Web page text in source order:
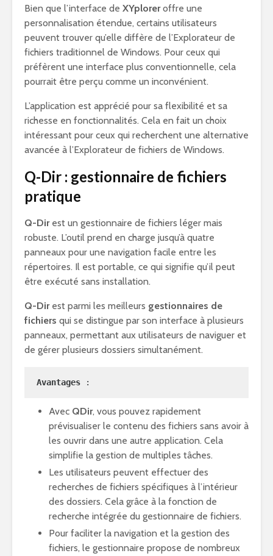
Bien que l’interface de XYploreroffre une
personnalisation étendue, certains utilisateurs
peuvent trouver qu’elle diffère de l’Explorateur de
fichiers traditionnel de Windows. Pour ceux qui
préfèrent une interface plus conventionnelle, cela
pourrait être perçu comme un inconvénient.
L’application est apprécié pour sa flexibilité et sa
richesse en fonctionnalités. Cela en fait un choix
intéressant pour ceux qui recherchent une alternative
avancée à l’Explorateur de fichiers de Windows.
Q-Dir : gestionnaire de fichiers
pratique
Q-Direst un gestionnaire de fichiers léger mais
robuste. L’outil prend en charge jusqu’à quatre
panneaux pour une navigation facile entre les
répertoires. Il est portable, ce qui signifie qu’il peut
être exécuté sans installation.
Q-Direst parmi les meilleurs gestionnaires de
fichiers qui se distingue par son interface à plusieurs
panneaux, permettant aux utilisateurs de naviguer et
de gérer plusieurs dossiers simultanément.
Avantages :
Avec QDir, vous pouvez rapidement
prévisualiser le contenu des fichiers sans avoir à
les ouvrir dans une autre application. Cela
simplifie la gestion de multiples tâches.
Les utilisateurs peuvent effectuer des
recherches de fichiers spécifiques à l’intérieur
des dossiers. Cela grâce à la fonction de
recherche intégrée du gestionnaire de fichiers.
Pour faciliter la navigation et la gestion des
fichiers, le gestionnaire propose de nombreux